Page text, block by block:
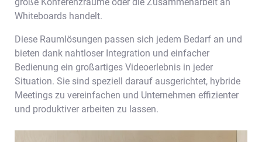
Whiteboards handelt.
Diese Raumlösungen passen sich jedem Bedarf an und
bieten dank nahtloser Integration und einfacher
Bedienung ein großartiges Videoerlebnis in jeder
Situation. Sie sind speziell darauf ausgerichtet, hybride
Meetings zu vereinfachen und Unternehmen effizienter
und produktiver arbeiten zu lassen.